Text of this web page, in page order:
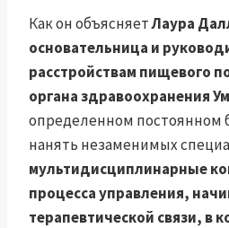
Как он объясняетЛаура
основательница и
расстройствам пищевого
органа здравоохранения
определенном постоянном
нанять незаменимых
мультидисциплинарные
процесса управления,
терапевтической связи, в